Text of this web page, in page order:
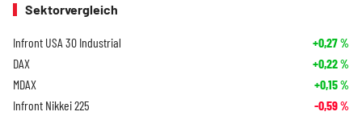
Sektorvergleich
Infront USA 30 Industrial +0,27%
DAX +0,22%
MDAX +0,15%
Infront Nikkei 225 -0,59%